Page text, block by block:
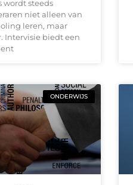
wordt steeds
niet alleen van
leren, maar
Intervisie biedt een
ONDERWIJS